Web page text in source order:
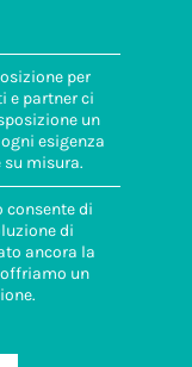
per
e partner ci
un
esigenza
misura.
consente di
di
ancora la
un